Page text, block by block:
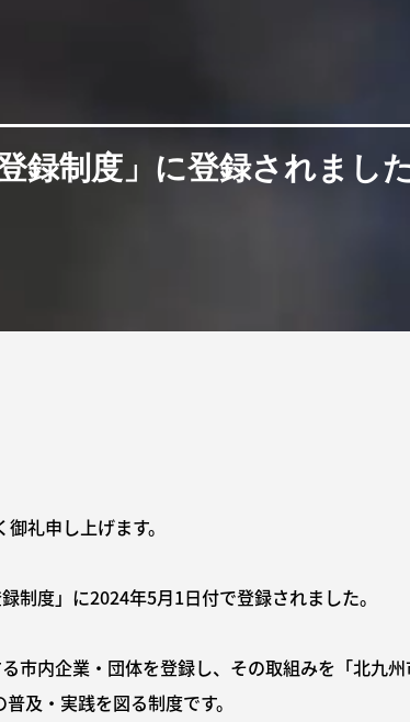
録制度」に登録されまし
礼申し上げます。
制度」に2024年5月1日付で登録されました。
市内企業・団体を登録し、その取組みを「北九
及・実践を図る制度です。